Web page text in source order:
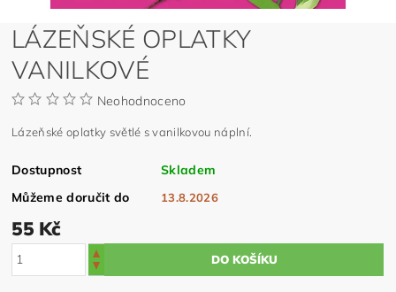
LÁZEŇSKÉ OPLATKY
VANILKOVÉ
Neohodnoceno
Lázeňské oplatky světlé s vanilkovou náplní.
Dostupnost
Skladem
Můžeme doručit do
13.8.2026
55 Kč